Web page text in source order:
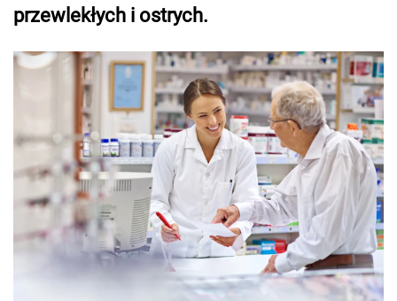
przewlekłych i ostrych.